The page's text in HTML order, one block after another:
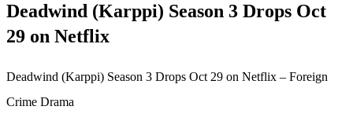
Deadwind (Karppi) Season 3 Drops Oct
29 on Netflix
Deadwind (Karppi) Season 3 Drops Oct 29 on Netflix – Foreign
Crime Drama